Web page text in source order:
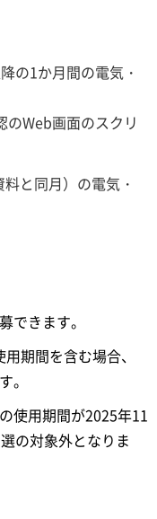
の1か月間の電気・
Web画面のスクリ
と同月）の電気・
できます。
期間を含む場合、
。
使用期間が2025年11
の対象外となりま